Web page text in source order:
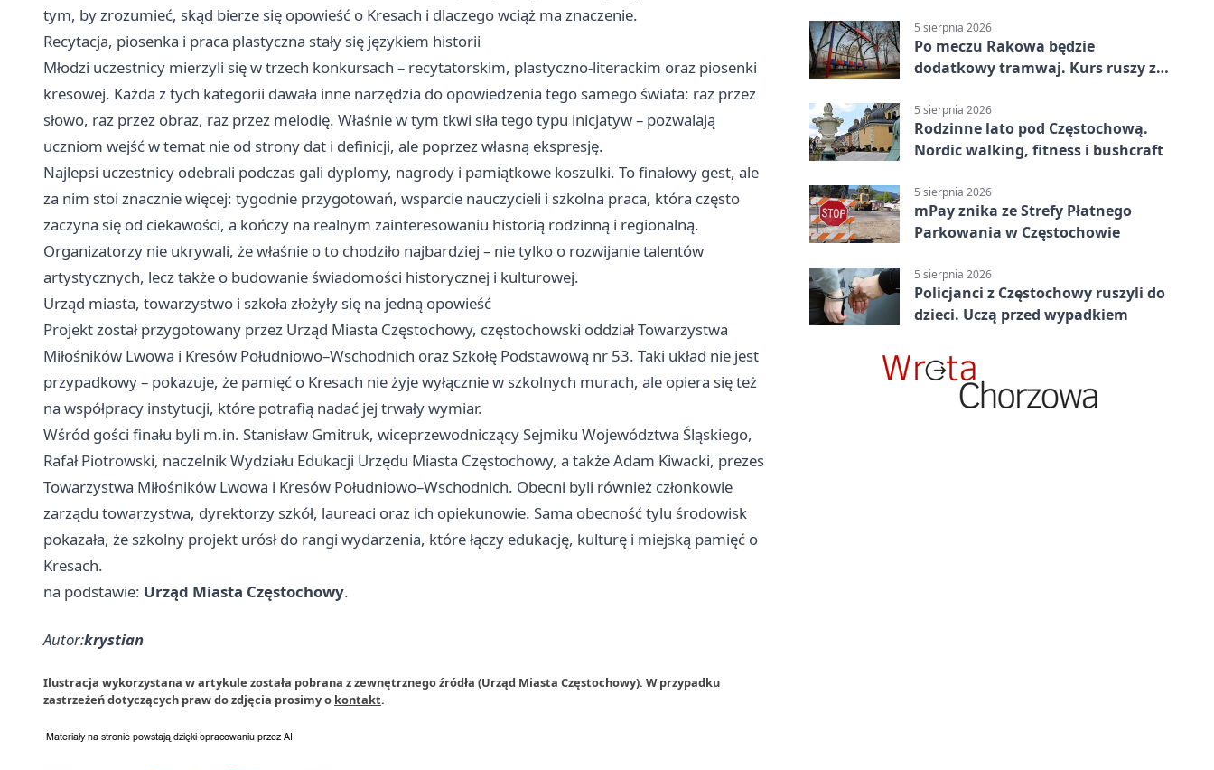
tym, by zrozumieć, skąd bierze się opowieść o Kresach i dlaczego wciąż ma znaczenie.
Recytacja, piosenka i praca plastyczna stały się językiem historii
Młodzi uczestnicy mierzyli się w trzech konkursach – recytatorskim, plastyczno-literackim oraz piosenki
kresowej. Każda z tych kategorii dawała inne narzędzia do opowiedzenia tego samego świata: raz przez
słowo, raz przez obraz, raz przez melodię. Właśnie w tym tkwi siła tego typu inicjatyw – pozwalają
uczniom wejść w temat nie od strony dat i definicji, ale poprzez własną ekspresję.
Najlepsi uczestnicy odebrali podczas gali dyplomy, nagrody i pamiątkowe koszulki. To finałowy gest, ale
za nim stoi znacznie więcej: tygodnie przygotowań, wsparcie nauczycieli i szkolna praca, która często
zaczyna się od ciekawości, a kończy na realnym zainteresowaniu historią rodzinną i regionalną.
Organizatorzy nie ukrywali, że właśnie o to chodziło najbardziej – nie tylko o rozwijanie talentów
artystycznych, lecz także o budowanie świadomości historycznej i kulturowej.
Urząd miasta, towarzystwo i szkoła złożyły się na jedną opowieść
Projekt został przygotowany przez Urząd Miasta Częstochowy, częstochowski oddział Towarzystwa
Miłośników Lwowa i Kresów Południowo–Wschodnich oraz Szkołę Podstawową nr 53. Taki układ nie jest
przypadkowy – pokazuje, że pamięć o Kresach nie żyje wyłącznie w szkolnych murach, ale opiera się też
na współpracy instytucji, które potrafią nadać jej trwały wymiar.
Wśród gości finału byli m.in. Stanisław Gmitruk, wiceprzewodniczący Sejmiku Województwa Śląskiego,
Rafał Piotrowski, naczelnik Wydziału Edukacji Urzędu Miasta Częstochowy, a także Adam Kiwacki, prezes
Towarzystwa Miłośników Lwowa i Kresów Południowo–Wschodnich. Obecni byli również członkowie
zarządu towarzystwa, dyrektorzy szkół, laureaci oraz ich opiekunowie. Sama obecność tylu środowisk
pokazała, że szkolny projekt urósł do rangi wydarzenia, które łączy edukację, kulturę i miejską pamięć o
Kresach.
na podstawie: Urząd Miasta Częstochowy.
Autor:krystian
Ilustracja wykorzystana w artykule została pobrana z zewnętrznego źródła (Urząd Miasta Częstochowy). W przypadku
zastrzeżeń dotyczących praw do zdjęcia prosimy o kontakt.
5 sierpnia 2026
Po meczu Rakowa będzie
dodatkowy tramwaj. Kurs ruszy ze
5 sierpnia 2026
Rodzinne lato pod Częstochową.
Nordic walking, fitness i bushcraft
5 sierpnia 2026
mPay znika ze Strefy Płatnego
Parkowania w Częstochowie
5 sierpnia 2026
Policjanci z Częstochowy ruszyli do
dzieci. Uczą przed wypadkiem